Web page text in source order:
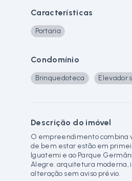
Características
Portaria
Condomínio
Brinquedoteca Elevador
Descrição do imóvel
O empreendimento combina
de bem estar estão em
Iguatemi e ao Parque
Alegre. arquitetura moderna,
alteração sem aviso prévio.